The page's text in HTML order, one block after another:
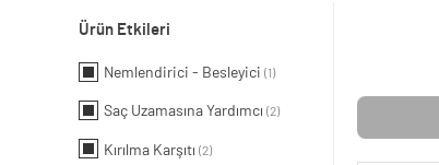
Ürün Etkileri
Nemlendirici - Besleyici (1)
Saç Uzamasına Yardımcı (2)
Kırılma Karşıtı (2)